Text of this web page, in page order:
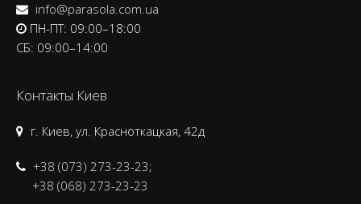
info@parasola.com.ua
ПН-ПТ: 09:00–18:00
CБ: 09:00–14:00
Контакты Киев
г. Киев, ул. Красноткацкая, 42д
+38 (073) 273-23-23;
+38 (068) 273-23-23